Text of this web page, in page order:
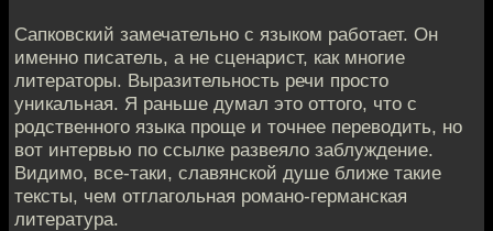
Сапковский замечательно с языком работает. Он
именно писатель, а не сценарист, как многие
литераторы. Выразительность речи просто
уникальная. Я раньше думал это оттого, что с
родственного языка проще и точнее переводить, но
вот интервью по ссылке развеяло заблуждение.
Видимо, все-таки, славянской душе ближе такие
тексты, чем отглагольная романо-германская
литература.